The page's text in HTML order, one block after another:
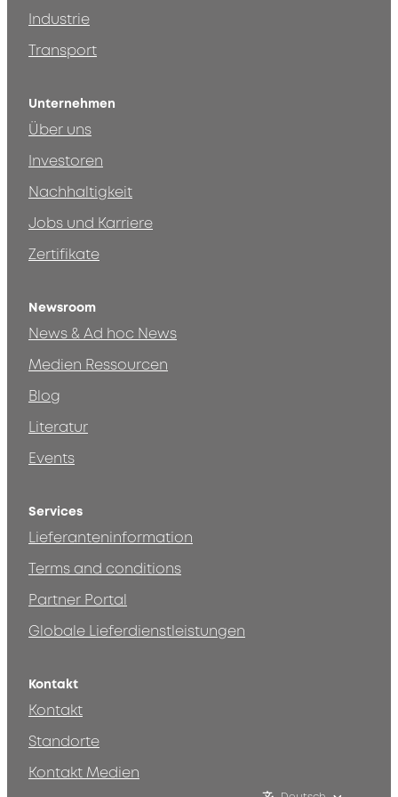
Industrie
Transport
Unternehmen
Über uns
Investoren
Nachhaltigkeit
Jobs und Karriere
Zertifikate
Newsroom
News & Ad hoc News
Medien Ressourcen
Blog
Literatur
Events
Services
Lieferanteninformation
Terms and conditions
Partner Portal
Globale Lieferdienstleistungen
Kontakt
Kontakt
Standorte
Kontakt Medien